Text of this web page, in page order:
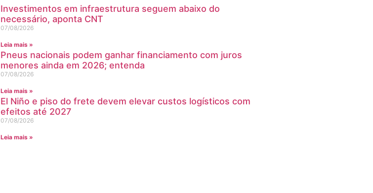
Investimentos em infraestrutura seguem abaixo do
necessário, aponta CNT
07/08/2026
Leia mais »
Pneus nacionais podem ganhar financiamento com juros
menores ainda em 2026; entenda
07/08/2026
Leia mais »
El Niño e piso do frete devem elevar custos logísticos com
efeitos até 2027
07/08/2026
Leia mais »